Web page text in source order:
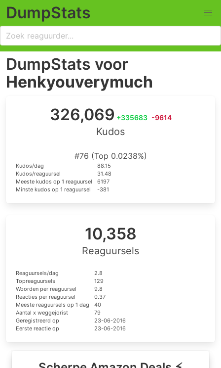
DumpStats
DumpStats voor
Henkyouverymuch
326,069 +335683 -9614
Kudos
#76 (Top 0.0238%)
Kudos/dag
88.15
Kudos/reaguursel
31.48
Meeste kudos op 1 reaguursel
6197
Minste kudos op 1 reaguursel
-381
10,358
Reaguursels
Reaguursels/dag
2.8
Topreaguursels
129
Woorden per reaguursel
9.8
Reacties per reaguursel
0.37
Meeste reaguursels op 1 dag
40
Aantal x weggejorist
79
Geregistreerd op
23-06-2016
Eerste reactie op
23-06-2016